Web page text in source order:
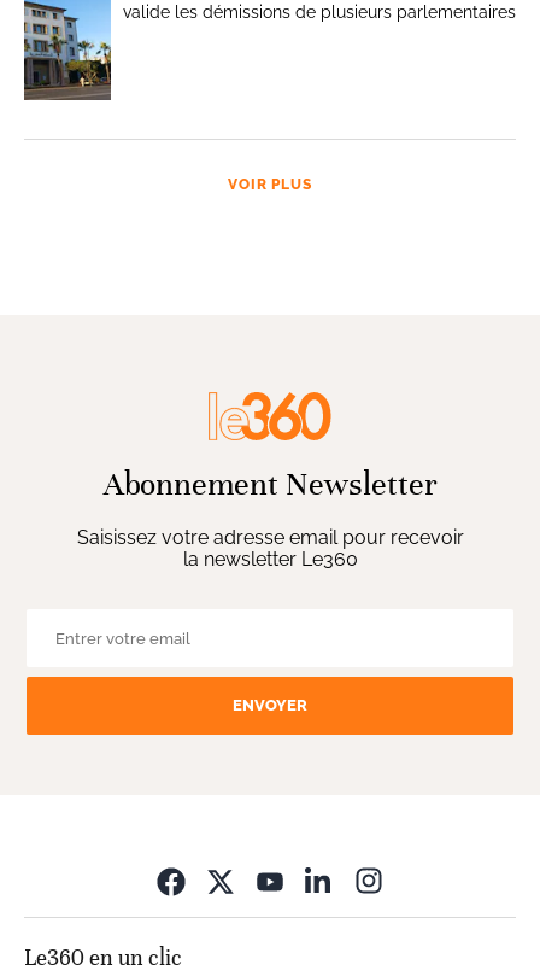
valide les démissions de plusieurs parlementaires
VOIR PLUS
Abonnement Newsletter
Saisissez votre adresse email pour recevoir
la newsletter Le360
ENVOYER
Le360 en un clic